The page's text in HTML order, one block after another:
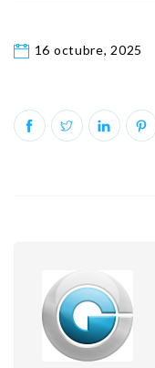
16 octubre, 2025